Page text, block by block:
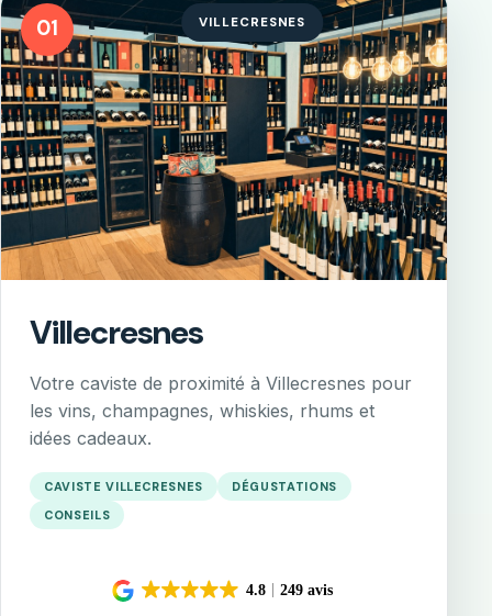
01 VILLECRESNES
Villecresnes
Votre caviste de proximité à Villecresnes pour
les vins, champagnes, whiskies, rhums et
idées cadeaux.
CAVISTE VILLECRESNES
DÉGUSTATIONS
CONSEILS